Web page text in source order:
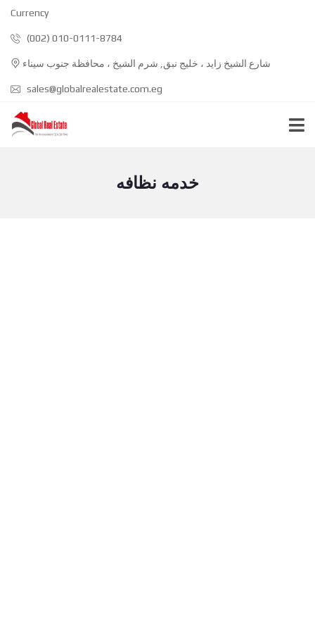
Currency
(002) 010-0111-8784
شارع الشيخ زايد ، خليج نبق, شرم الشيخ ، محافظة جنوب سيناء
sales@globalrealestate.com.eg
خدمه نظافه